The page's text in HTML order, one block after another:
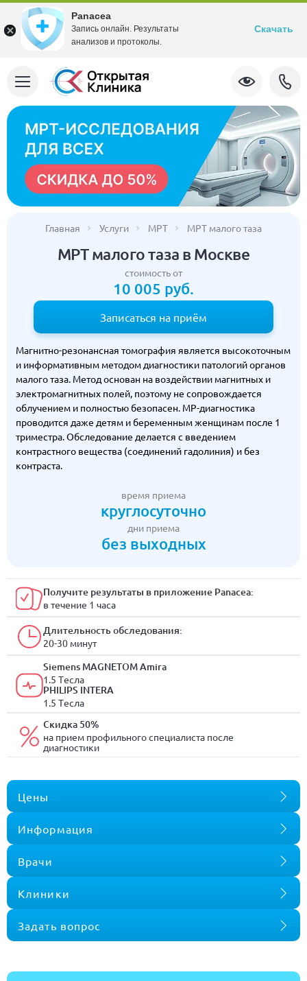
Главная Услуги МРТ МРТ малого таза
МРТ малого таза в Москве
стоимость от
10 005 руб.
Записаться на приём
Магнитно-резонансная томография является высокоточным
и информативным методом диагностики патологий органов
малого таза. Метод основан на воздействии магнитных и
электромагнитных полей, поэтому не сопровождается
облучением и полностью безопасен. МР-диагностика
проводится даже детям и беременным женщинам после 1
триместра. Обследование делается с введением
контрастного вещества (соединений гадолиния) и без
контраста.
время приема
круглосуточно
дни приема
без выходных
Получите результаты в приложение Panacea:
в течение 1 часа
Длительность обследования:
20-30 минут
Siemens MAGNETOM Amira
1.5 Tесла
PHILIPS INTERA
1.5 Tесла
Скидка 50%
на прием профильного специалиста после
диагностики
Цены
Информация
Врачи
Клиники
Задать вопрос
Panacea
Запись онлайн. Результаты
анализов и протоколы.
Скачать